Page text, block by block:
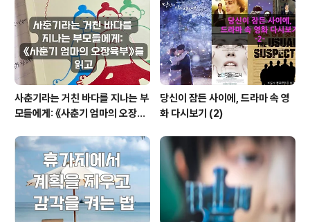
사춘기라는 거친 바다를 지나는 부
모들에게: 《사춘기 엄마의 오장육
당신이 잠든 사이에, 드라마 속 영
화 다시보기 (2)